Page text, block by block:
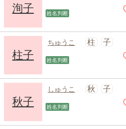
洵子 姓名判断
柱子
ちゅうこ 柱 子
姓名判断
秋子
しゅうこ 秋 子
姓名判断